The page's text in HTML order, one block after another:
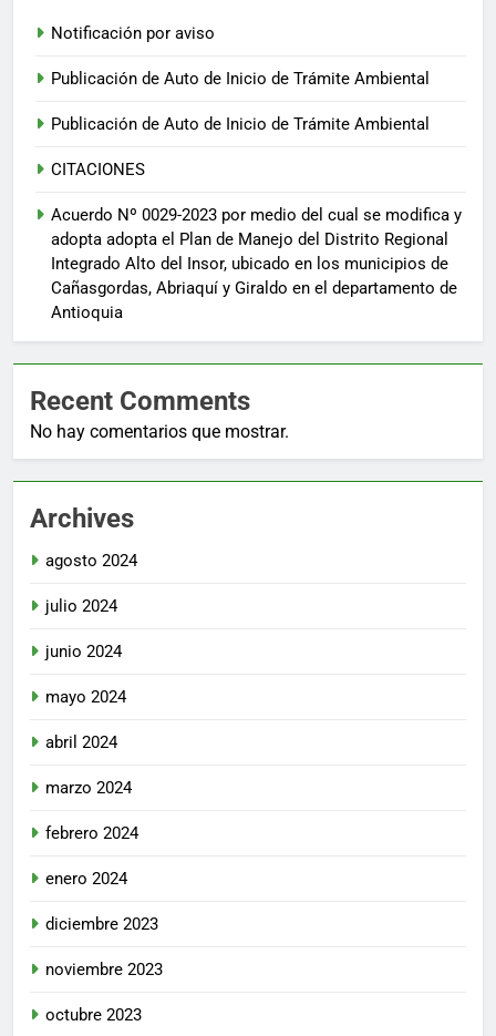
Notificación por aviso
Publicación de Auto de Inicio de Trámite Ambiental
Publicación de Auto de Inicio de Trámite Ambiental
CITACIONES
Acuerdo Nº 0029-2023 por medio del cual se modifica y
adopta adopta el Plan de Manejo del Distrito Regional
Integrado Alto del Insor, ubicado en los municipios de
Cañasgordas, Abriaquí y Giraldo en el departamento de
Antioquia
Recent Comments
No hay comentarios que mostrar.
Archives
agosto 2024
julio 2024
junio 2024
mayo 2024
abril 2024
marzo 2024
febrero 2024
enero 2024
diciembre 2023
noviembre 2023
octubre 2023